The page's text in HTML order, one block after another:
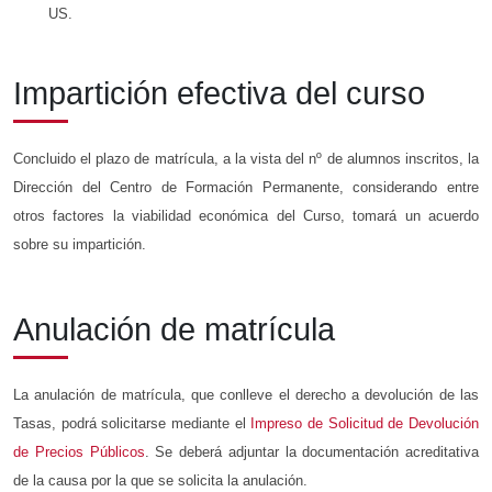
US.
Impartición efectiva del curso
Concluido el plazo de matrícula, a la vista del nº de alumnos inscritos, la
Dirección del Centro de Formación Permanente, considerando entre
otros factores la viabilidad económica del Curso, tomará un acuerdo
sobre su impartición.
Anulación de matrícula
La anulación de matrícula, que conlleve el derecho a devolución de las
Tasas, podrá solicitarse mediante el
Impreso de Solicitud de Devolución
de Precios Públicos. Se deberá adjuntar la documentación acreditativa
de la causa por la que se solicita la anulación.